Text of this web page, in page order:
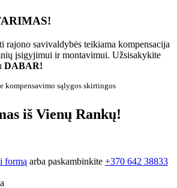
rajono savivaldybės teikiama kompensacija
įsigyjimui ir montavimui. Užsisakykite
DABAR!
sąlygos skirtingos
iš Vienų Rankų!
formą arba paskambinkite +370 642 38833